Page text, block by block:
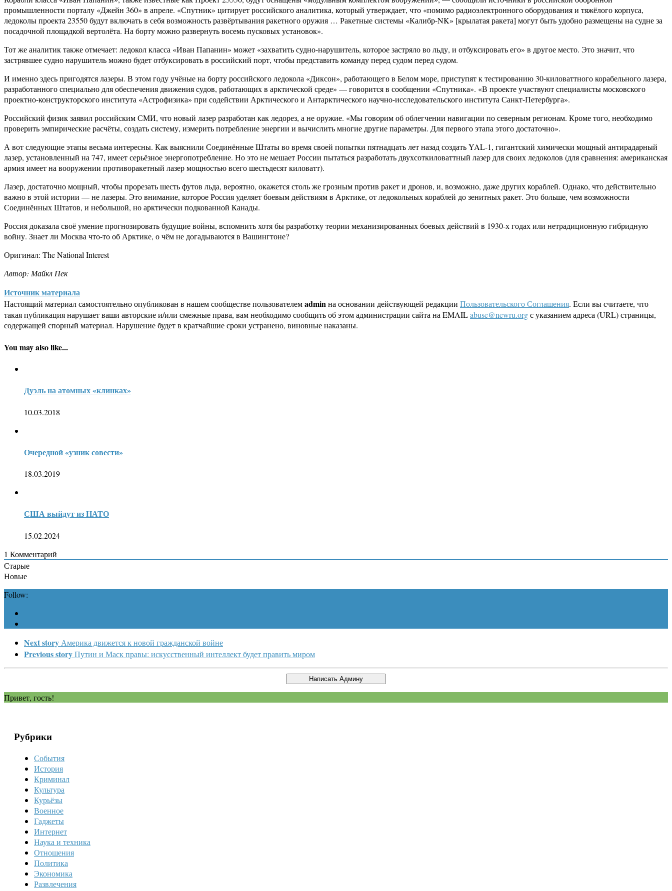
промышленности порталу «Джейн 360» в апреле. «Спутник» цитирует российского аналитика, который утверждает, что «помимо радиоэлектронного оборудования и тяжёлого корпуса,
ледоколы проекта 23550 будут включать в себя возможность развёртывания ракетного оружия … Ракетные системы «Калибр-NK» [крылатая ракета] могут быть удобно размещены на судне за
посадочной площадкой вертолёта. На борту можно развернуть восемь пусковых установок».
Тот же аналитик также отмечает: ледокол класса «Иван Папанин» может «захватить судно-нарушитель, которое застряло во льду, и отбуксировать его» в другое место. Это значит, что
застрявшее судно нарушитель можно будет отбуксировать в российский порт, чтобы представить команду перед судом перед судом.
И именно здесь пригодятся лазеры. В этом году учёные на борту российского ледокола «Диксон», работающего в Белом море, приступят к тестированию 30-киловаттного корабельного лазера,
разработанного специально для обеспечения движения судов, работающих в арктической среде» — говорится в сообщении «Спутника». «В проекте участвуют специалисты московского
проектно-конструкторского института «Астрофизика» при содействии Арктического и Антарктического научно-исследовательского института Санкт-Петербурга».
Российский физик заявил российским СМИ, что новый лазер разработан как ледорез, а не оружие. «Мы говорим об облегчении навигации по северным регионам. Кроме того, необходимо
проверить эмпирические расчёты, создать систему, измерить потребление энергии и вычислить многие другие параметры. Для первого этапа этого достаточно».
А вот следующие этапы весьма интересны. Как выяснили Соединённые Штаты во время своей попытки пятнадцать лет назад создать YAL-1, гигантский химически мощный антирадарный
лазер, установленный на 747, имеет серьёзное энергопотребление. Но это не мешает России пытаться разработать двухсоткиловаттный лазер для своих ледоколов (для сравнения: американская
армия имеет на вооружении противоракетный лазер мощностью всего шестьдесят киловатт).
Лазер, достаточно мощный, чтобы прорезать шесть футов льда, вероятно, окажется столь же грозным против ракет и дронов, и, возможно, даже других кораблей. Однако, что действительно
важно в этой истории — не лазеры. Это внимание, которое Россия уделяет боевым действиям в Арктике, от ледокольных кораблей до зенитных ракет. Это больше, чем возможности
Соединённых Штатов, и небольшой, но арктически подкованной Канады.
Россия доказала своё умение прогнозировать будущие войны, вспомнить хотя бы разработку теории механизированных боевых действий в 1930-х годах или нетрадиционную гибридную
войну. Знает ли Москва что-то об Арктике, о чём не догадываются в Вашингтоне?
Оригинал: The National Interest
Автор: Майкл Пек
Источник материала
Настоящий материал самостоятельно опубликован в нашем сообществе пользователемadminна основании действующей редакции Пользовательского Соглашения. Если вы считаете, что
такая публикация нарушает ваши авторские и/или смежные права, вам необходимо сообщить об этом администрации сайта на EMAILabuse@newru.orgс указанием адреса (URL) страницы,
содержащей спорный материал. Нарушение будет в кратчайшие сроки устранено, виновные наказаны.
You may also like...
Дуэль на атомных «клинках»
10.03.2018
Очередной «узник совести»
18.03.2019
США выйдут из НАТО
15.02.2024
1 Комментарий
Старые
Новые
Follow:
Next story Америка движется к новой гражданской войне
Previous storyПутин и Маск правы: искусственный интеллект будет править миром
Привет, гость!
Рубрики
События
История
Криминал
Культура
Курьёзы
Военное
Гаджеты
Интернет
Наука и техника
Отношения
Политика
Экономика
Развлечения